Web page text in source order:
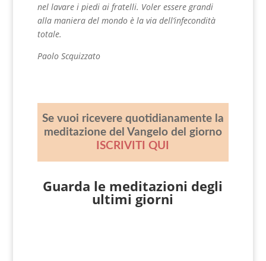
nel lavare i piedi ai fratelli. Voler essere grandi
alla maniera del mondo è la via dell’infecondità
totale.
Paolo Scquizzato
Se vuoi ricevere quotidianamente la
meditazione del Vangelo del giorno
ISCRIVITI QUI
Guarda le meditazioni degli
ultimi giorni